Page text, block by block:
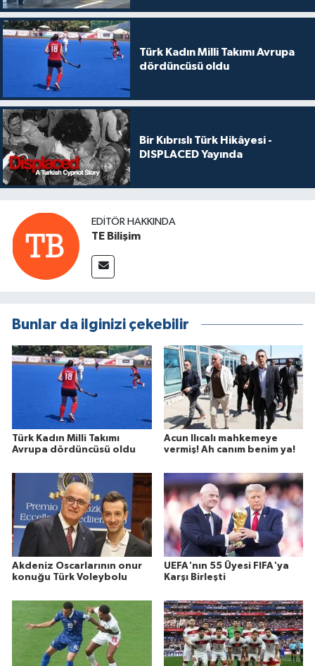
Türk Kadın Milli Takımı Avrupa
dördüncüsü oldu
Bir Kıbrıslı Türk Hikâyesi -
DISPLACED Yayında
EDITÖR HAKKINDA
TE Bilişim
Bunlar da ilginizi çekebilir
Türk Kadın Milli Takımı
Avrupa dördüncüsü oldu
Acun Ilıcalı mahkemeye
vermiş! Ah canım benim ya!
Akdeniz Oscarlarının onur
konuğu Türk Voleybolu
UEFA'nın 55 Üyesi FIFA'ya
Karşı Birleşti